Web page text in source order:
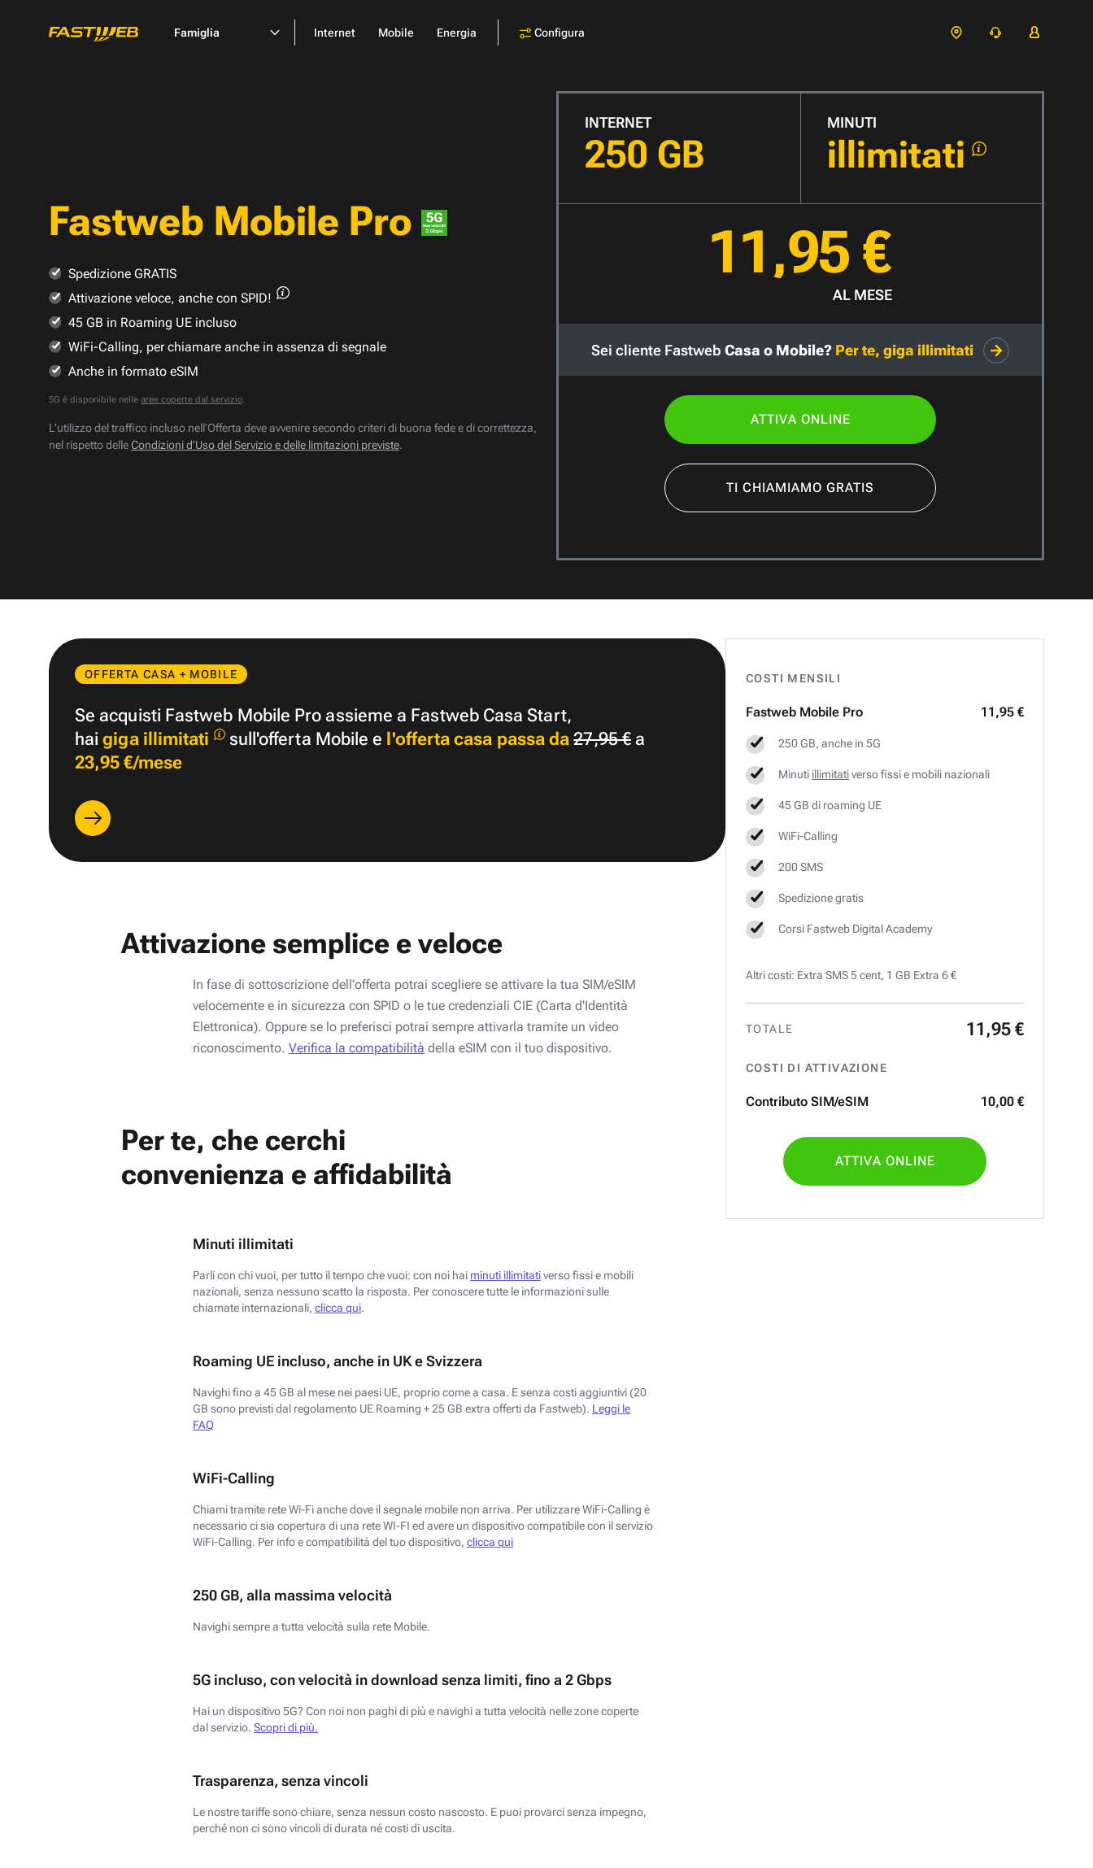
Famiglia Internet Mobile Energia Configura
Fastweb Mobile Pro
INTERNET
250 GB
MINUTI
illimitati
11,95 €
AL MESE
Sei cliente Fastweb Casa o Mobile? Per te, giga illimitati
ATTIVA ONLINE
TI CHIAMIAMO GRATIS
Spedizione GRATIS
Attivazione veloce, anche con SPID!
45 GB in Roaming UE incluso
WiFi-Calling, per chiamare anche in assenza di segnale
Anche in formato eSIM
5G è disponibile nelle aree coperte dal servizio.
L’utilizzo del traffico incluso nell’Offerta deve avvenire secondo criteri di buona fede e di correttezza,
nel rispetto delleCondizioni d’Uso del Servizio e delle limitazioni previste.
COSTI MENSILI
Fastweb Mobile Pro 11,95 €
250 GB, anche in 5G
Minuti illimitativerso fissi e mobili nazionali
45 GB di roaming UE
WiFi-Calling
200 SMS
Spedizione gratis
Corsi Fastweb Digital Academy
Altri costi: Extra SMS 5 cent, 1 GB Extra 6 €
TOTALE 11 ,95 €
COSTI DI ATTIVAZIONE
Contributo SIM/eSIM 10,00 €
ATTIVA ONLINE
OFFERTA CASA + MOBILE
Se acquisti Fastweb Mobile Pro assieme a Fastweb Casa Start,
haigiga illimitati sull'offerta Mobile e l'offerta casa passa da 27,95 €a
23,95 €/mese
Attivazione semplice e veloce
In fase di sottoscrizione dell'offerta potrai scegliere se attivare la tua SIM/eSIM
velocemente e in sicurezza con SPID o le tue credenziali CIE (Carta d'Identità
Elettronica). Oppure se lo preferisci potrai sempre attivarla tramite un video
riconoscimento. Verifica la compatibilità della eSIM con il tuo dispositivo.
Per te, che cerchi
convenienza e affidabilità
Minuti illimitati
Parli con chi vuoi, per tutto il tempo che vuoi: con noi hai minuti illimitativerso fissi e mobili
nazionali, senza nessuno scatto la risposta. Per conoscere tutte le informazioni sulle
chiamate internazionali, clicca qui.
Roaming UE incluso, anche in UK e Svizzera
Navighi fino a 45 GB al mese nei paesi UE, proprio come a casa. E senza costi aggiuntivi (20
GB sono previsti dal regolamento UE Roaming + 25 GB extra offerti da Fastweb). Leggi le
FAQ
WiFi-Calling
Chiami tramite rete Wi-Fi anche dove il segnale mobile non arriva. Per utilizzare WiFi-Calling è
necessario ci sia copertura di una rete WI-FI ed avere un dispositivo compatibile con il servizio
WiFi-Calling. Per info e compatibilità del tuo dispositivo, clicca qui
250 GB, alla massima velocità
Navighi sempre a tutta velocità sulla rete Mobile.
5G incluso, con velocità in download senza limiti, fino a 2 Gbps
Hai un dispositivo 5G? Con noi non paghi di più e navighi a tutta velocità nelle zone coperte
dal servizio. Scopri di più.
Trasparenza, senza vincoli
Le nostre tariffe sono chiare, senza nessun costo nascosto. E puoi provarci senza impegno,
perché non ci sono vincoli di durata né costi di uscita.